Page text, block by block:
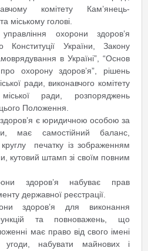
комітету Кам’янець-
міському голові.
охорони здоров’я
Конституції України, Закону
в Україні”, “Основ
охорону здоров’я”, рішень
ради, виконавчого комітету
міської ради, розпоряджень
Положення.
є юридичною особою за
має самостійний баланс,
печатку із зображенням
кутовий штамп зі своїм повним
здоров’я набуває прав
державної реєстрації.
здоров’я для виконання
та повноважень, що
має право від свого імені
угоди, набувати майнових і